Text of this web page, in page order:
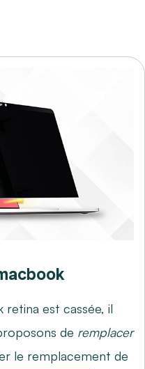
est cassée, il
de remplacer
le remplacement de